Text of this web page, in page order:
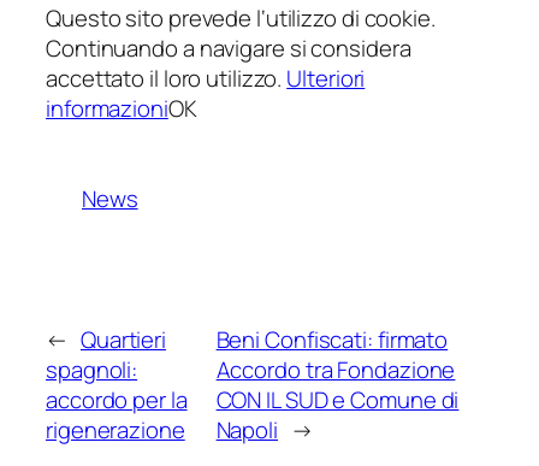
Questo sito prevede l‘utilizzo di cookie.
Continuando a navigare si considera
accettato il loro utilizzo. Ulteriori
informazioniOK
News
← Quartieri
spagnoli:
accordo per la
rigenerazione
Beni Confiscati: firmato
Accordo tra Fondazione
CON IL SUD e Comune di
Napoli →